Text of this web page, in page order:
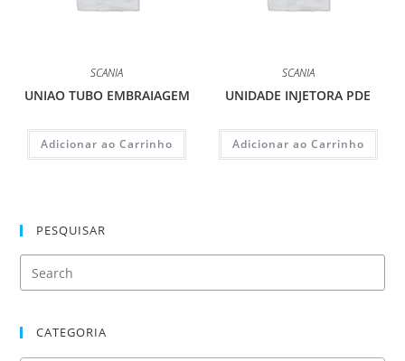
SCANIA
UNIAO TUBO EMBRAIAGEM
Adicionar ao Carrinho
SCANIA
UNIDADE INJETORA PDE
Adicionar ao Carrinho
PESQUISAR
CATEGORIA